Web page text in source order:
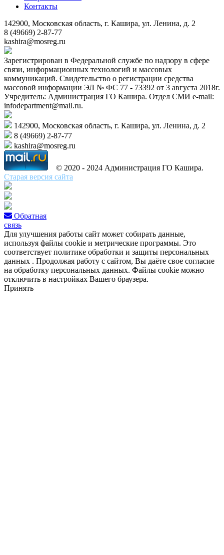
Контакты
142900, Московская область, г. Кашира, ул. Ленина, д. 2
8 (49669) 2-87-77
kashira@mosreg.ru
Зарегистрирован в Федеральной службе по надзору в сфере
связи, информационных технологий и массовых
коммуникаций. Свидетельство о регистрации средства
массовой информации ЭЛ № ФС 77 - 73392 от 3 августа 2018г.
Учредитель: Администрация ГО Кашира. Отдел СМИ e-mail:
infodepartment@mail.ru.
142900, Московская область, г. Кашира, ул. Ленина, д. 2
8 (49669) 2-87-77
kashira@mosreg.ru
© 2020 - 2024 Администрация ГО Кашира.
Старая версия сайта
Обратная
связь
Для улучшения работы сайт может собирать данные,
используя файлы cookie и метрические программы. Это
соответствует политике обработки и защиты персональных
данных . Продолжая работу с сайтом, Вы даёте свое согласие
на обработку персональных данных. Файлы cookie можно
отключить в настройках Вашего браузера.
Принять